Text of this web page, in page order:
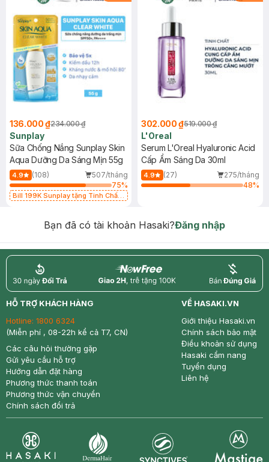
136.000 ₫234.000 ₫
Sunplay
Sữa Chống Nắng Sunplay Skin
Aqua Dưỡng Da Sáng Mịn 55g
4.9 (108)
507/tháng
75%
Bill 199K Sunplay tặng Tinh Chất
302.000 ₫519.000 ₫
L'Oreal
Serum L'Oreal Hyaluronic Acid
Cấp Ẩm Sáng Da 30ml
4.9 (27)
275/tháng
48%
Bạn đã có tài khoản Hasaki?Đăng nhập
return nowfree price
HỖ TRỢ KHÁCH HÀNG
Hotline: 1800 6324
(Miễn phí , 08-22h kể cả T7, CN)
Các câu hỏi thường gặp
Gửi yêu cầu hỗ trợ
Hướng dẫn đặt hàng
Phương thức thanh toán
Phương thức vận chuyển
Chính sách đổi trả
VỀ HASAKI.VN
Giới thiệu Hasaki.vn
Chính sách bảo mật
Điều khoản sử dụng
Hasaki cẩm nang
Tuyển dụng
Liên hệ